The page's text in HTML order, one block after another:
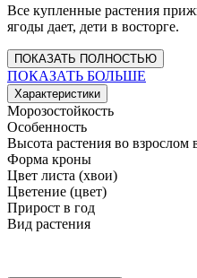
Все купленные растения
ягоды дает, дети в восторге.
ПОКАЗАТЬ ПОЛНОСТЬЮ
ПОКАЗАТЬ БОЛЬШЕ
Характеристики
Морозостойкость
Особенность
Высота растения во взрослом
Форма кроны
Цвет листа (хвои)
Цветение (цвет)
Прирост в год
Вид растения